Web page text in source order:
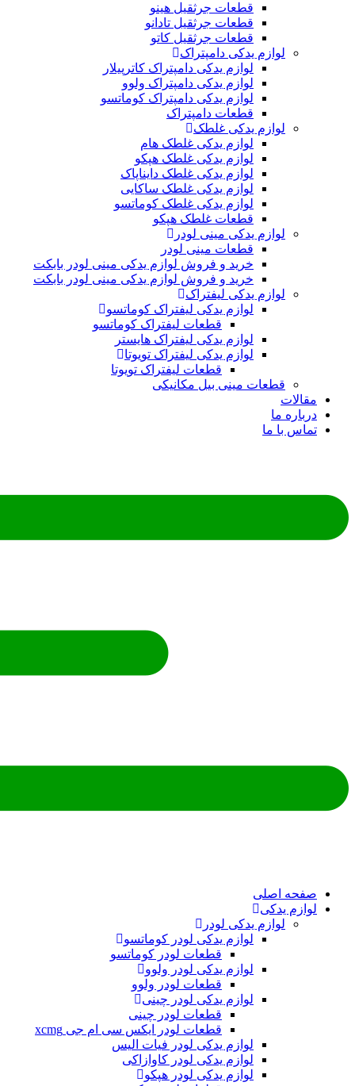
قطعات جرثقیل هینو
قطعات جرثقیل تادانو
قطعات جرثقیل کاتو
لوازم یدکی دامپتراک
لوازم یدکی دامپتراک کاترپیلار
لوازم یدکی دامپتراک ولوو
لوازم یدکی دامپتراک کوماتسو
قطعات دامپتراک
لوازم یدکی غلطک
لوازم یدکی غلطک هام
لوازم یدکی غلطک هپکو
لوازم یدکی غلطک دایناپاک
لوازم یدکی غلطک ساکایی
لوازم یدکی غلطک کوماتسو
قطعات غلطک هپکو
لوازم یدکی مینی لودر
قطعات مینی لودر
خرید و فروش لوازم یدکی مینی لودر بابکت
خرید و فروش لوازم یدکی مینی لودر بابکت
لوازم یدکی لیفتراک
لوازم یدکی لیفتراک کوماتسو
قطعات لیفتراک کوماتسو
لوازم یدکی لیفتراک هایستر
لوازم یدکی لیفتراک تویوتا
قطعات لیفتراک تویوتا
قطعات مینی بیل مکانیکی
ما
با ما
اصلی
یدکی
لوازم یدکی لودر
لوازم یدکی لودر کوماتسو
قطعات لودر کوماتسو
لوازم یدکی لودر ولوو
قطعات لودر ولوو
لوازم یدکی لودر چینی
قطعات لودر چینی
قطعات لودر ایکس سی ام جی xcmg
لوازم یدکی لودر فیات الیس
لوازم یدکی لودر کاوازاکی
لوازم یدکی لودر هپکو